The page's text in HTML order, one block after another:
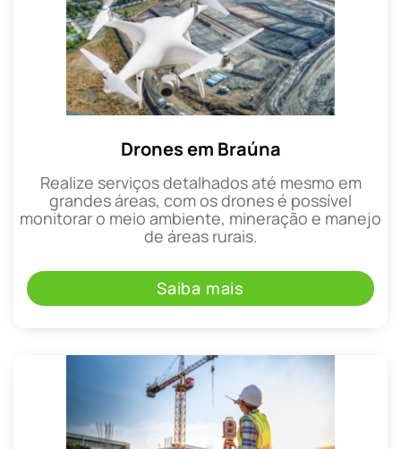
Drones em Braúna
Realize serviços detalhados até mesmo em
grandes áreas, com os drones é possível
monitorar o meio ambiente, mineração e manejo
de áreas rurais.
Saiba mais